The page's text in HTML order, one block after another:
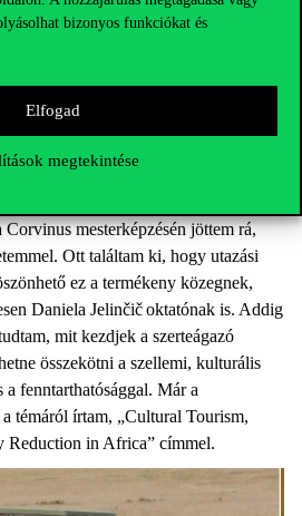
bizonyos funkciókat és
Elfogad
megtekintése
kihelyezett kőszegi UNESCO
kulturális örökség
vette hasznát a Corvinus
megvalósításában?
be” erre a képzésre, de azt
a Modern Üzleti Tudományok
Corvinus mesterképzésén jöttem rá,
Ott találtam ki, hogy utazási
ez a termékeny közegnek,
Daniela Jelinčič oktatónak is. Addig
mit kezdjek a szerteágazó
összekötni a szellemi, kulturális
a fenntarthatósággal. Már a
témáról írtam, „Cultural Tourism,
Reduction in Africa” címmel.